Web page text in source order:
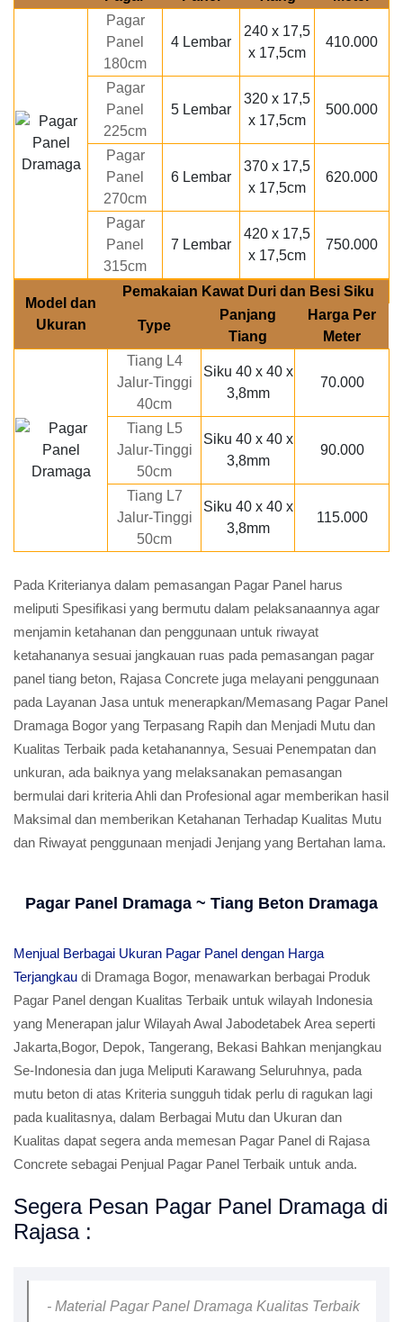
Pagar
Panel
180cm
4 Lembar
240 x 17,5
x 17,5cm
410.000
Pagar
Panel
225cm
5 Lembar
320 x 17,5
x 17,5cm
500.000
Pagar
Panel
270cm
6 Lembar
370 x 17,5
x 17,5cm
620.000
Pagar
Panel
315cm
7 Lembar
420 x 17,5
x 17,5cm
750.000
Model dan
Ukuran
Pemakaian Kawat Duri dan Besi Siku
Type
Panjang
Tiang
Harga Per
Meter
Tiang L4
Jalur-Tinggi
40cm
Siku 40 x 40 x
3,8mm
70.000
Tiang L5
Jalur-Tinggi
50cm
Siku 40 x 40 x
3,8mm
90.000
Tiang L7
Jalur-Tinggi
50cm
Siku 40 x 40 x
3,8mm
115.000
Pada Kriterianya dalam pemasangan Pagar Panel harus
meliputi Spesifikasi yang bermutu dalam pelaksanaannya agar
menjamin ketahanan dan penggunaan untuk riwayat
ketahananya sesuai jangkauan ruas pada pemasangan pagar
panel tiang beton, Rajasa Concrete juga melayani penggunaan
pada Layanan Jasa untuk menerapkan/Memasang Pagar Panel
Dramaga Bogor yang Terpasang Rapih dan Menjadi Mutu dan
Kualitas Terbaik pada ketahanannya, Sesuai Penempatan dan
unkuran, ada baiknya yang melaksanakan pemasangan
bermulai dari kriteria Ahli dan Profesional agar memberikan hasil
Maksimal dan memberikan Ketahanan Terhadap Kualitas Mutu
dan Riwayat penggunaan menjadi Jenjang yang Bertahan lama.
Pagar Panel Dramaga ~ Tiang Beton Dramaga
Menjual Berbagai Ukuran Pagar Panel dengan Harga
Terjangkau di Dramaga Bogor, menawarkan berbagai Produk
Pagar Panel dengan Kualitas Terbaik untuk wilayah Indonesia
yang Menerapan jalur Wilayah Awal Jabodetabek Area seperti
Jakarta,Bogor, Depok, Tangerang, Bekasi Bahkan menjangkau
Se-Indonesia dan juga Meliputi Karawang Seluruhnya, pada
mutu beton di atas Kriteria sungguh tidak perlu di ragukan lagi
pada kualitasnya, dalam Berbagai Mutu dan Ukuran dan
Kualitas dapat segera anda memesan Pagar Panel di Rajasa
Concrete sebagai Penjual Pagar Panel Terbaik untuk anda.
Segera Pesan Pagar Panel Dramaga di
Rajasa :
- Material Pagar Panel Dramaga Kualitas Terbaik